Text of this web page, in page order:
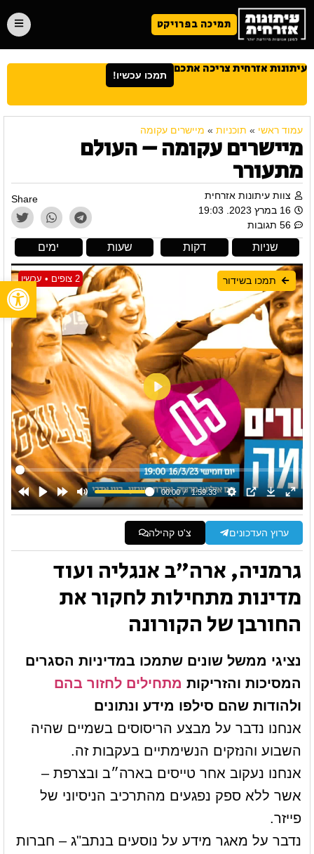
תמיכה בפרויקט
עיתונות אזרחית צריכה אתכם תמכו עכשיו!
עמוד ראשי » תוכניות » מיישרים עקומה
מיישרים עקומה – העולם
מתעורר
צוות עיתונות אזרחית
16 במרץ 2023. 19:03
56 תגובות
Share
ימים שעות דקות שניות
2 צופים • עכשיו תמכו בשידור
ערוץ העדכונים צ'ט קהילה
גרמניה, ארה"ב אנגליה ועוד
מדינות מתחילות לחקור את
החורבן של הקורונה
נציגי ממשל שונים שתמכו במדיניות הסגרים
המסיכות והזריקות מתחילים לחזור בהם
ולהודות שהם סילפו מידע ונתונים
אנחנו נדבר על מבצע הריסוסים בשמיים שהיה
השבוע והנזקים הנשימתיים בעקבות זה.
אנחנו נעקוב אחר טייסים בארה״ב ובצרפת –
אשר ללא ספק נפגעים מהתרכיב הניסיוני של
פייזר.
נדבר על מאגר מידע על נוסעים בנתב"ג – חברות